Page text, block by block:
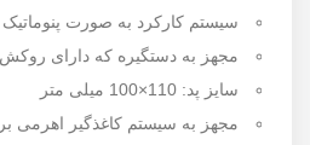
سیستم کارکرد به صورت پنوماتیک
مجهز به دستگیره که دارای روکش
سایز پد: 110×100 میلی متر
مجهز به سیستم کاغذگیر اهرمی